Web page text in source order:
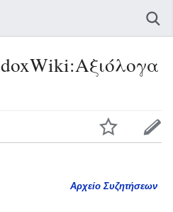
Αρχείο Συζητήσεων